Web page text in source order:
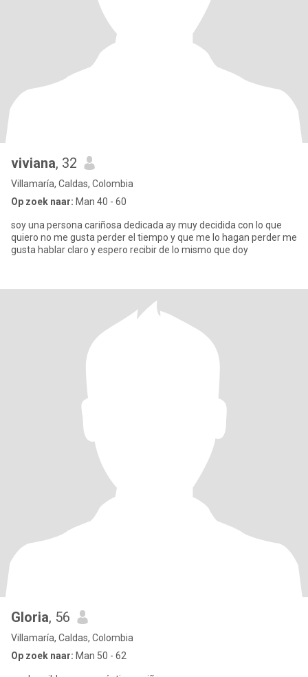
viviana, 32
Villamaría, Caldas, Colombia
Op zoek naar: Man 40 - 60
soy una persona cariñosa dedicada ay muy decidida con lo que
quiero no me gusta perder el tiempo y que me lo hagan perder me
gusta hablar claro y espero recibir de lo mismo que doy
Gloria, 56
Villamaría, Caldas, Colombia
Op zoek naar: Man 50 - 62